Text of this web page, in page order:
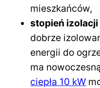
mieszkańców,
stopień
dobrze
energii do
ma
ciepła 10 kW